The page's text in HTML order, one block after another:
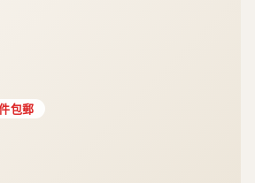
包郵